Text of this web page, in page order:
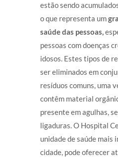
estão sendo
o que representa um
saúde das pessoas,
pessoas com doenças
idosos. Estes tipos de
ser eliminados em
resíduos comuns, uma
contêm material
presente em agulhas,
ligaduras. O Hospital
unidade de saúde mais
cidade, pode oferecer